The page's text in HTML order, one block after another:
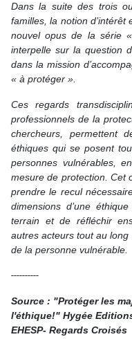
Dans la suite des trois
familles, la notion
nouvel opus de la série
interpelle sur la question
dans la mission
« à protéger ».
Ces regards
professionnels de la
chercheurs, permettent
éthiques qui se posent
personnes vulnérables,
mesure de protection. Cet
prendre le recul
dimensions d’une
terrain et de réfléchir
autres acteurs tout au
de la personne vulnérable.
----------
Source : "Protéger les
l'éthique!" Hygée
EHESP- Regards Croisés